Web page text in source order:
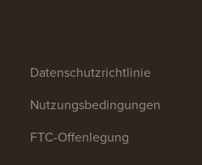
Datenschutzrichtlinie
Nutzungsbedingungen
FTC-Offenlegung